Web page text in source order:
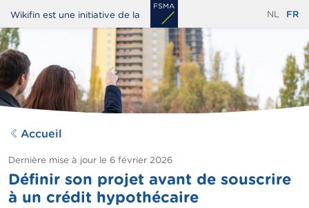
Aller
au
contenu
principal
Wikifin est une initiative de la NL FR
Accueil
Dernière mise à jour le 6 février 2026
Définir son projet avant de souscrire
à un crédit hypothécaire